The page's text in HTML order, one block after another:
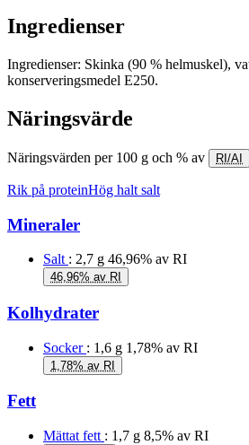
Ingredienser
Ingredienser: Skinka (90 % helmuskel),
konserveringsmedel E250.
Näringsvärde
Näringsvärden per 100 g och % av RI/AI
Rik på proteinHög halt salt
Mineraler
Salt : 2,7 g 46,96% av RI
46,96% av RI
Kolhydrater
Socker : 1,6 g 1,78% av RI
1,78% av RI
Fett
Mättat fett : 1,7 g 8,5% av RI